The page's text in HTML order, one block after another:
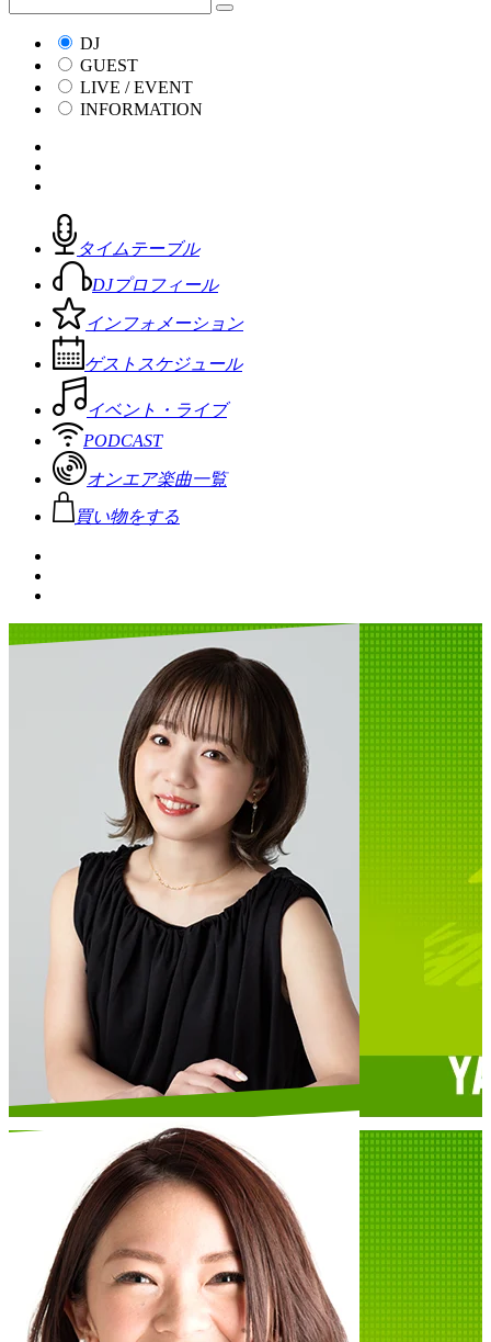
DJ
GUEST
LIVE / EVENT
INFORMATION
タイムテーブル
DJプロフィール
インフォメーション
ゲストスケジュール
イベント・ライブ
PODCAST
オンエア楽曲一覧
買い物をする